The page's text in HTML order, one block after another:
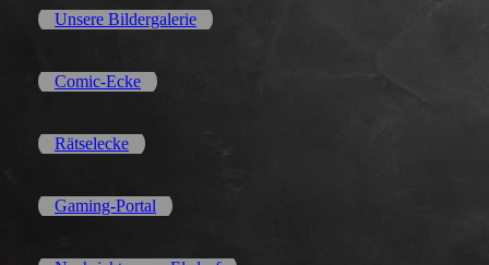
Unsere Bildergalerie
Comic-Ecke
Rätselecke
Gaming-Portal